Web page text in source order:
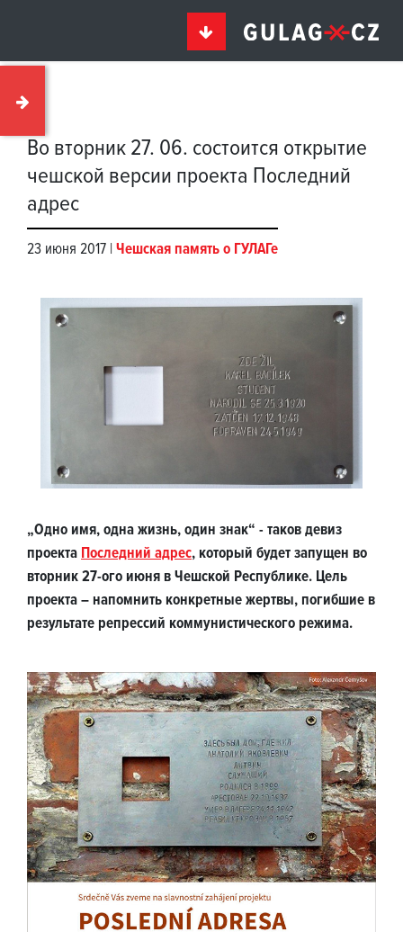
Во вторник 27. 06. состоится открытие
чешской версии проекта Последний
адрес
23 июня 2017 | Чешская память о ГУЛАГе
„Одно имя, одна жизнь, один знак“ - таков девиз
проектаПоследний адрес, который будет запущен во
вторник 27-ого июня в Чешской Республике. Цель
проекта – напомнить конкретные жертвы, погибшие в
результате репрессий коммунистического режима.